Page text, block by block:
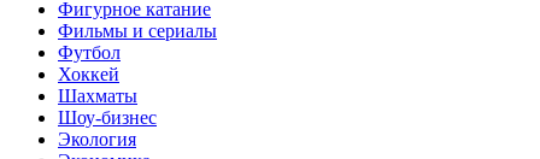
Фигурное катание
Фильмы и сериалы
Футбол
Хоккей
Шахматы
Шоу-бизнес
Экология